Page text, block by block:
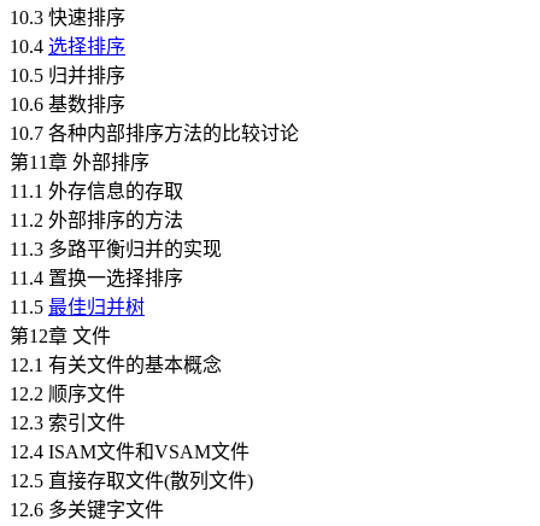
10.3 快速排序
10.4 选择排序
10.5 归并排序
10.6 基数排序
10.7 各种内部排序方法的比较讨论
第11章 外部排序
11.1 外存信息的存取
11.2 外部排序的方法
11.3 多路平衡归并的实现
11.4 置换一选择排序
11.5 最佳归并树
第12章 文件
12.1 有关文件的基本概念
12.2 顺序文件
12.3 索引文件
12.4 ISAM文件和VSAM文件
12.5 直接存取文件(散列文件)
12.6 多关键字文件